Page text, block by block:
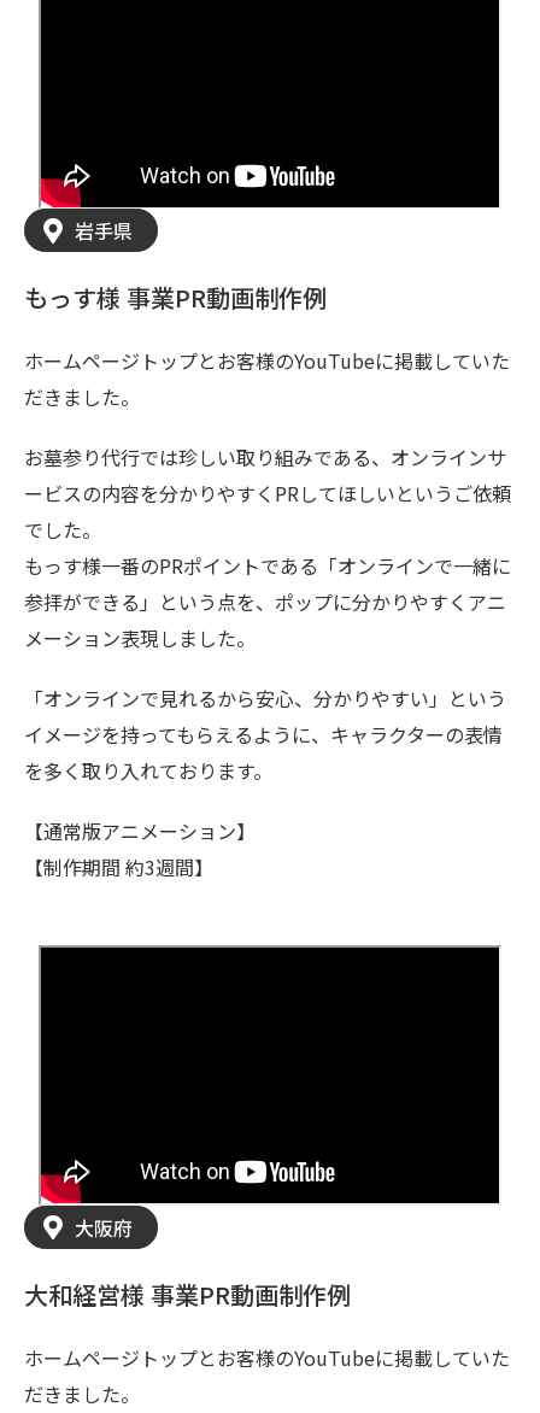
岩手県
もっす様 事業PR動画制作例
ホームページトップとお客様のYouTubeに掲載していた
だきました。
お墓参り代行では珍しい取り組みである、オンラインサ
ービスの内容を分かりやすくPRしてほしいというご依頼
でした。
もっす様一番のPRポイントである「オンラインで一緒に
参拝ができる」という点を、ポップに分かりやすくアニ
メーション表現しました。
「オンラインで見れるから安心、分かりやすい」という
イメージを持ってもらえるように、キャラクターの表情
を多く取り入れております。
【通常版アニメーション】
【制作期間 約3週間】
大阪府
大和経営様 事業PR動画制作例
ホームページトップとお客様のYouTubeに掲載していた
だきました。